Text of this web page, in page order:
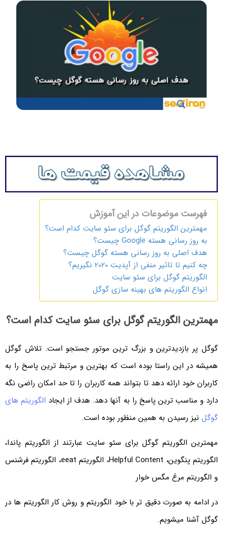
فهرست موضوعات در این آموزش
مهمترین الگوریتم گوگل برای سئو سایت کدام است؟
به روز رسانی هسته Google چیست؟
هدف اصلی به روز رسانی هسته گوگل چیست؟
چه کنیم تا تاثیر منفی از آپدیت 2020 نگیریم؟
الگوریتم گوگل برای سئو سایت
انواع الگوریتم های بهینه سازی گوگل
مهمترین الگوریتم گوگل برای سئو سایت کدام است؟
گوگل پر بازدیدترین و بزرگ ترین موتور جستجو است. تلاش گوگل
همیشه در این راستا بوده است که بهترین و مرتبط ترین پاسخ را به
کاربران خود ارائه دهد تا بتواند همه کاربران را تا حد امکان راضی نگه
دارد و مناسب ترین پاسخ را به آنها دهد. هدف از ایجادالگوریتم‌ های
گوگلنیز رسیدن به همین منظور بوده است.
مهمترین الگوریتم گوگل برای سئو سایت عبارتند از الگوریتم پاندا،
الگوریتم پنگوین، Helpful Content، الگوریتم eeat، الگوریتم فرشنس
و الگوریتم مرغ مگس خوار
در ادامه به صورت دقیق تر با خود الگوریتم و روش کار الگوریتم ها در
گوگل آشنا میشویم.